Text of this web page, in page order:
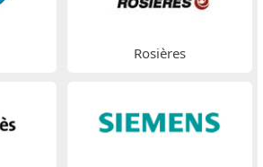
Rosières